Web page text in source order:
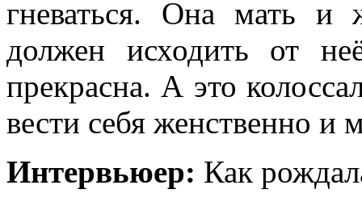
гневаться. Она мать и
должен исходить от
прекрасна. А это
вести себя женственно и
Интервьюер: Как